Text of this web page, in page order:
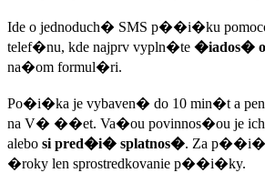
Ide o jednoduch� SMS p��i�ku
telef�nu, kde najprv vypln�te �iados�
na�om formul�ri.
Po�i�ka je vybaven� do 10 min�t a
na V� ��et. Va�ou povinnos�ou je ich
alebo si pred�i� splatnos�. Za
�roky len sprostredkovanie p��i�ky.